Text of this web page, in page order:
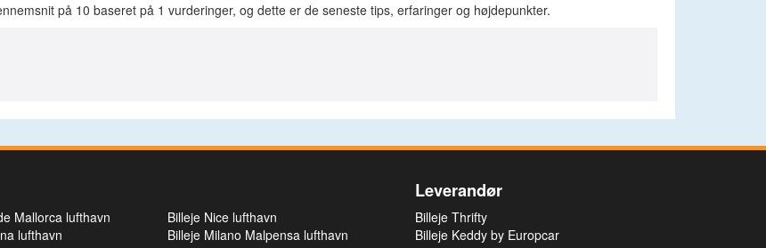
på 10 baseret på 1 vurderinger, og dette er de seneste tips, erfaringer og højdepunkter.
Mallorca lufthavn
lufthavn
Billeje Nice lufthavn
Billeje Milano Malpensa lufthavn
Leverandør
Billeje Thrifty
Billeje Keddy by Europcar